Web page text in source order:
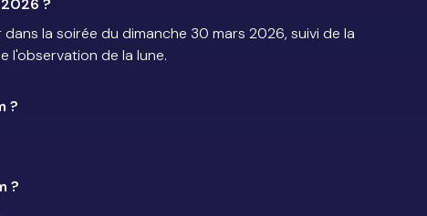
?
la soirée du dimanche 30 mars 2026, suivi de la
l'observation de la lune.
?
?